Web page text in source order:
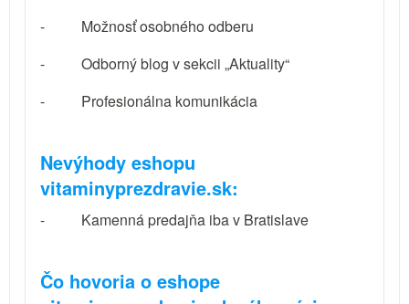
-
Možnosť osobného odberu
-
Odborný blog v sekcii „Aktuality“
-
Profesionálna komunikácia
Nevýhody eshopu
vitaminyprezdravie.sk:
- Kamenná predajňa iba v Bratislave
Čo hovoria o eshope